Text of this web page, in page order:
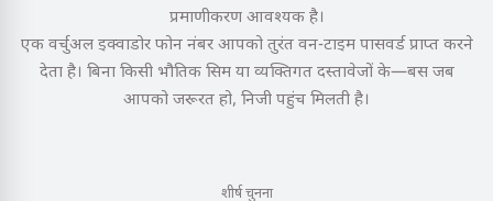
प्रमाणीकरण आवश्यक है।
एक वर्चुअल इक्वाडोर फोन नंबर आपको तुरंत वन-टाइम पासवर्ड प्राप्त करने
देता है। बिना किसी भौतिक सिम या व्यक्तिगत दस्तावेजों के—बस जब
आपको जरूरत हो, निजी पहुंच मिलती है।
शीर्ष चुनना